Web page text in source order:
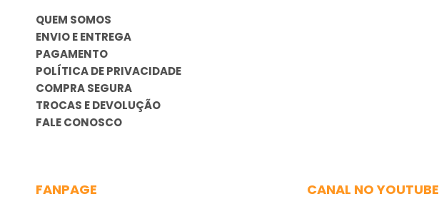
QUEM SOMOS
ENVIO E ENTREGA
PAGAMENTO
POLÍTICA DE PRIVACIDADE
COMPRA SEGURA
TROCAS E DEVOLUÇÃO
FALE CONOSCO
FANPAGE CANAL NO YOUTUBE